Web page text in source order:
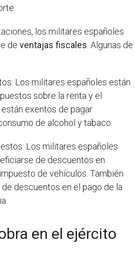
los militares españoles
de ventajas fiscales . Algunas de
Los militares españoles están
sobre la renta y el
exentos de pagar
de alcohol y tabaco.
Los militares españoles
de descuentos en
de vehículos. También
descuentos en el pago de la
en el ejército